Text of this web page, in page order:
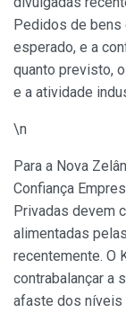
Pedidos de bens
esperado, e a
quanto previsto,
e a atividade
\n
Para a Nova
Confiança
Privadas devem
alimentadas
recentemente. O
contrabalançar a
afaste dos níveis